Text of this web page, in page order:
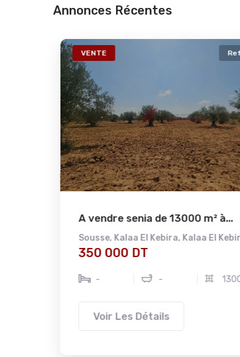
Annonces Récentes
VENTE
A vendre senia de 13000 m² à...
Sousse,Kalaa El Kebira,Kalaa El Kebira
350 000 DT
- -
Voir Les Détails